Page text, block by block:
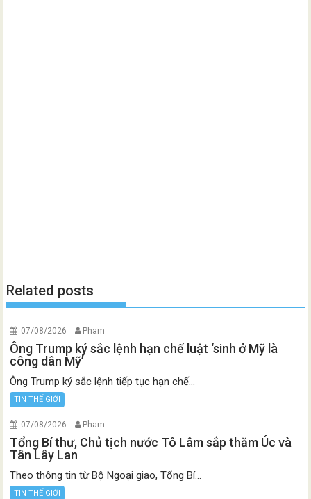
Related posts
07/08/2026 Pham
Ông Trump ký sắc lệnh hạn chế luật ‘sinh ở Mỹ là
công dân Mỹ’
Ông Trump ký sắc lệnh tiếp tục hạn chế...
TIN THẾ GIỚI
07/08/2026 Pham
Tổng Bí thư, Chủ tịch nước Tô Lâm sắp thăm Úc và
Tân Lây Lan
Theo thông tin từ Bộ Ngoại giao, Tổng Bí...
TIN THẾ GIỚI